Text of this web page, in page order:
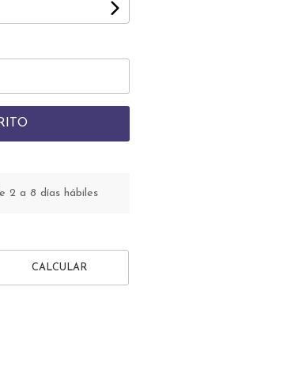
2 a 8 días hábiles
CALCULAR